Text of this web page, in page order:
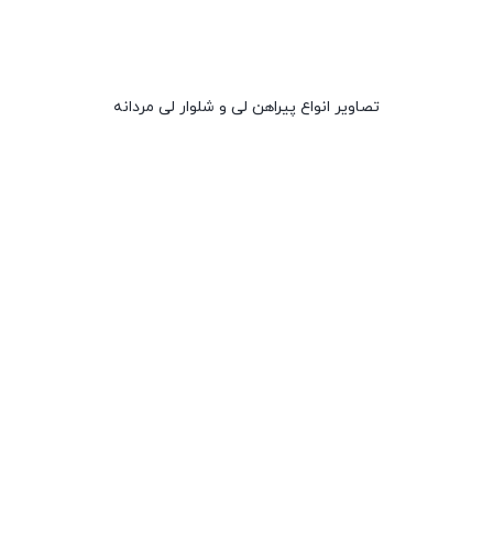
تصاویر انواع پیراهن لی و شلوار لی مردانه